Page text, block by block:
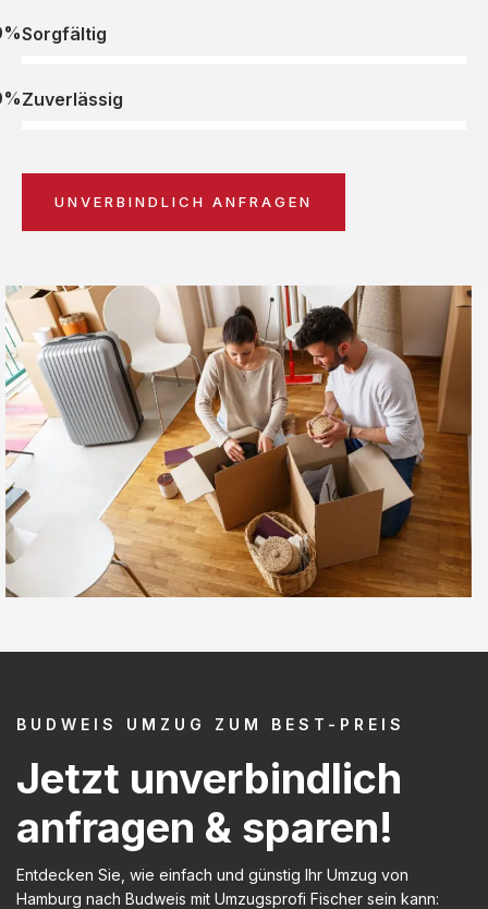
Sorgfältig
Zuverlässig
UNVERBINDLICH ANFRAGEN
BUDWEIS UMZUG ZUM BEST-PREIS
Jetzt unverbindlich
anfragen & sparen!
Entdecken Sie, wie einfach und günstig Ihr Umzug von
Hamburg nach Budweis mit Umzugsprofi Fischer sein kann: